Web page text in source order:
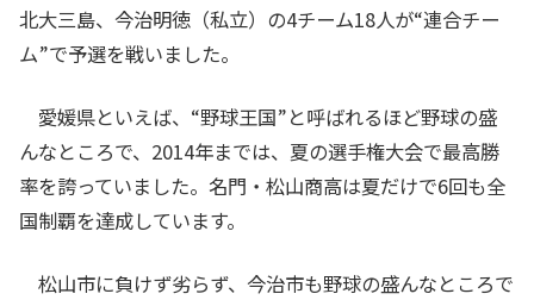
北大三島、今治明徳（私立）の4チーム18人が“連合チー
ム”で予選を戦いました。
愛媛県といえば、“野球王国”と呼ばれるほど野球の盛
んなところで、2014年までは、夏の選手権大会で最高勝
率を誇っていました。名門・松山商高は夏だけで6回も全
国制覇を達成しています。
松山市に負けず劣らず、今治市も野球の盛んなところで